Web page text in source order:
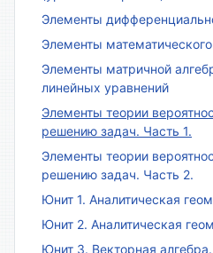
Элементы
Элементы
Элементы матричной
линейных уравнений
Элементы теории
решению задач. Часть 1.
Элементы теории
решению задач. Часть 2.
Юнит 1. Аналитическая
Юнит 2. Аналитическая
Юнит 3. Векторная алгебра.